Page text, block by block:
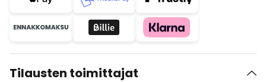
Tilausten toimittajat